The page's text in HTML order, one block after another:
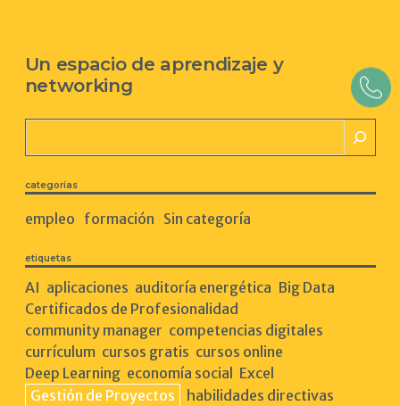
Un espacio de aprendizaje y
networking
categorías
empleo formación Sin categoría
etiquetas
AI aplicaciones auditoría energética Big Data
Certificados de Profesionalidad
community manager competencias digitales
currículum cursos gratis cursos online
Deep Learning economía social
Excel
Gestión de Proyectos
habilidades directivas